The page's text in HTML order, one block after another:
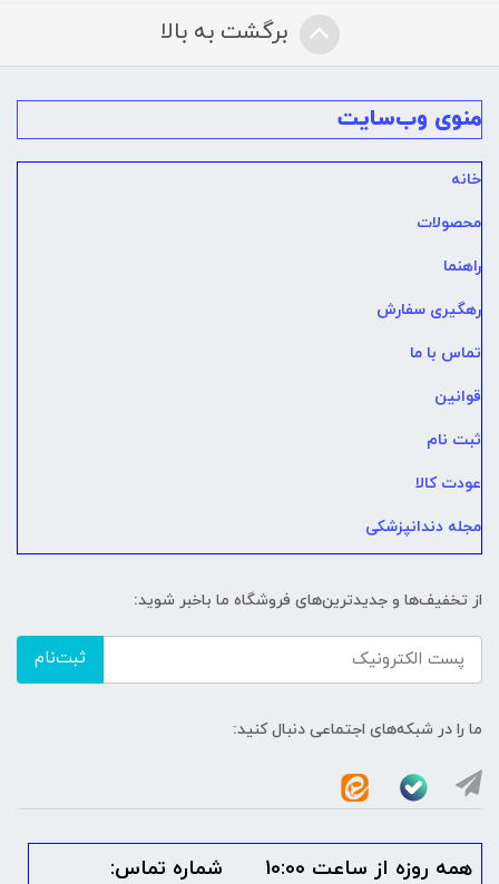
برگشت به بالا
منوی وب‌سایت
خانه
محصولات
راهنما
رهگیری سفارش
تماس با ما
قوانین
ثبت نام
عودت کالا
مجله دندانپزشکی
از تخفیف‌ها و جدیدترین‌های فروشگاه ما باخبر شوید:
ثبت‌نام
ما را در شبکه‌های اجتماعی دنبال کنید:
همه روزه از ساعت 10:00
شماره تماس: